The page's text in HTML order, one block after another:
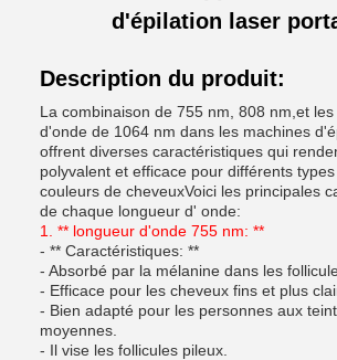
d'épilation laser
Description du produit:
La combinaison de 755 nm, 808 nm,et
d'onde de 1064 nm dans les machines
offrent diverses caractéristiques qui
polyvalent et efficace pour différents
couleurs de cheveuxVoici les principales
de chaque longueur d' onde:
1. ** longueur d'onde 755 nm: **
- ** Caractéristiques: **
- Absorbé par la mélanine dans les
- Efficace pour les cheveux fins et plus
- Bien adapté pour les personnes aux
moyennes.
- Il vise les follicules pileux.